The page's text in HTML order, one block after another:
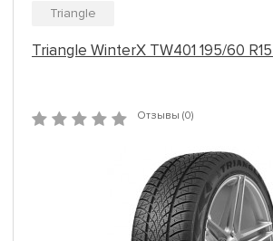
Triangle
Triangle WinterX TW401 195/60
Отзывы (0)